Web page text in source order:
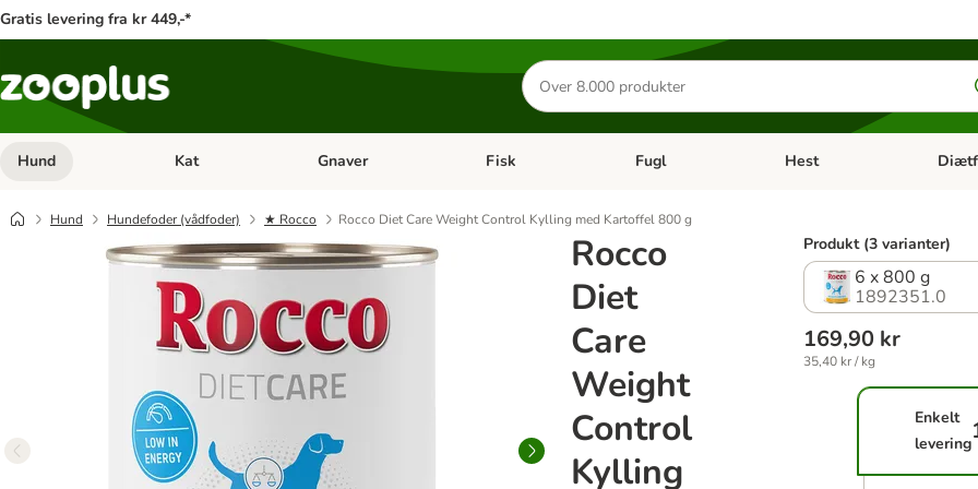
Gratis levering fra kr 449,-*
Søg
efter
produkter
Hund Åben kategori menu: Hund
Kat Åben kategori menu: Kat
Gnaver Åben kategori menu: Gnaver
Fisk Åben kategori menu: Fisk
Fugl Åben kategori menu: Fugl
Hest Åben
Hund Hundefoder (vådfoder) ★ Rocco Rocco Diet Care Weight Control Kylling med Kartoffel 800 g
Rocco
Diet
Care
Weight
Control
Kylling
Produkt (3 varianter)
6 x 800 g
1892351.0
169,90 kr
35,40 kr / kg
Enkelt
levering